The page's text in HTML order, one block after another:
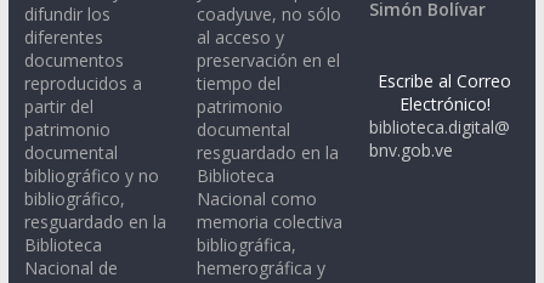
difundir los
diferentes
documentos
reproducidos a
partir del
patrimonio
documental
bibliográfico y no
bibliográfico,
resguardado en la
Biblioteca
Nacional de
coadyuve, no sólo
al acceso y
preservación en el
tiempo del
patrimonio
documental
resguardado en la
Biblioteca
Nacional como
memoria colectiva
bibliográfica,
hemerográfica y
Simón Bolívar
Escribe al Correo
Electrónico!
biblioteca.digital@
bnv.gob.ve